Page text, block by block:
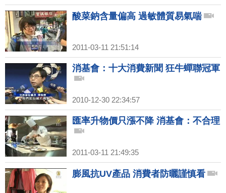
酸菜鈉含量偏高 過敏體質易氣喘
2011-03-11 21:51:14
消基會：十大消費新聞 狂牛蟬聯冠軍
2010-12-30 22:34:57
匯率升物價只漲不降 消基會：不合理
2011-03-11 21:49:35
膨風抗UV產品 消費者防曬謹慎看